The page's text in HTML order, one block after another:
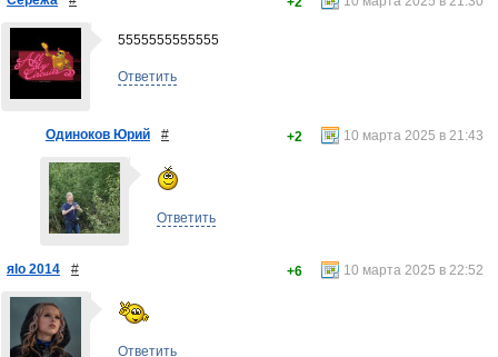
5555555555555
Ответить
Одиноков Юрий # 10 марта 2025 в 21:43
+2
Ответить
яlo 2014 # 10 марта 2025 в 22:52
+6
Ответить